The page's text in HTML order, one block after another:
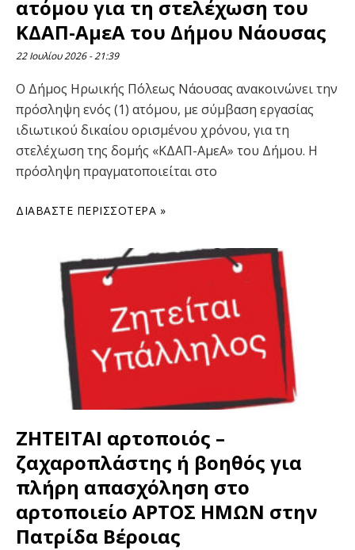
ατόμου για τη στελέχωση του
ΚΔΑΠ-ΑμεΑ του Δήμου Νάουσας
22 Ιουλίου 2026 21:39
Ο Δήμος Ηρωικής Πόλεως Νάουσας ανακοινώνει την
πρόσληψη ενός (1) ατόμου, με σύμβαση εργασίας
ιδιωτικού δικαίου ορισμένου χρόνου, για τη
στελέχωση της δομής «ΚΔΑΠ-ΑμεΑ» του Δήμου. Η
πρόσληψη πραγματοποιείται στο
ΔΙΑΒΆΣΤΕ ΠΕΡΙΣΣΌΤΕΡΑ »
ΖΗΤΕΙΤΑΙ αρτοποιός –
ζαχαροπλάστης ή βοηθός για
πλήρη απασχόληση στο
αρτοποιείο ΑΡΤΟΣ ΗΜΩΝ στην
Πατρίδα Βέροιας